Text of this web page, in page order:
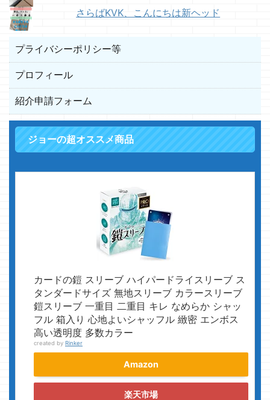
さらばKVK、こんにちは新ヘッド
プライバシーポリシー等
プロフィール
紹介申請フォーム
ジョーの超オススメ商品
カードの鎧 スリーブ ハイパードライスリーブ ス
タンダードサイズ 無地スリーブ カラースリーブ
鎧スリーブ 一重目 二重目 キレ なめらか シャッ
フル 箱入り 心地よいシャッフル 緻密 エンボス
高い透明度 多数カラー
created by Rinker
Amazon
楽天市場